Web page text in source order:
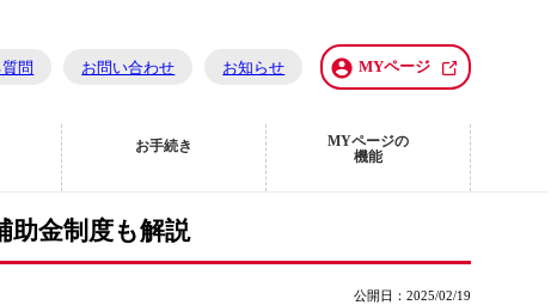
問 お問い合わせ お知らせ MYページ
お手続き
MYページの
機能
助金制度も解説
公開日：2025/02/19